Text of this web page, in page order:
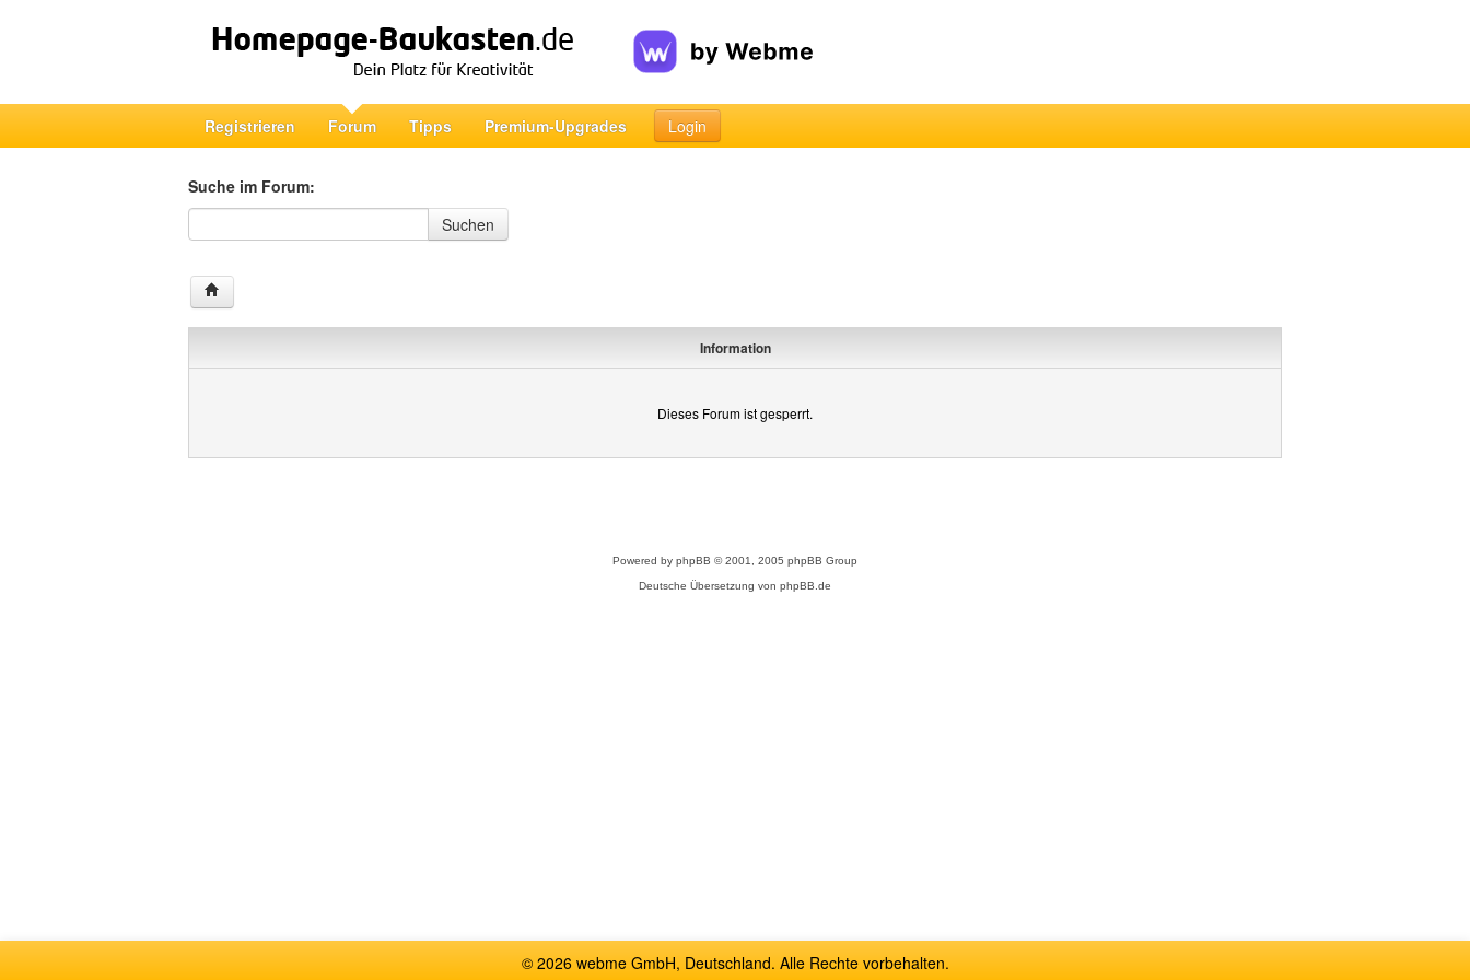
Registrieren Forum Tipps Premium-Upgrades Login
Suche im Forum:
Suche im Forum
Suchen
Information
Dieses Forum ist gesperrt.
Powered by phpBB © 2001, 2005 phpBB Group
Deutsche Übersetzung von phpBB.de
© 2026 webme GmbH, Deutschland. Alle Rechte vorbehalten.